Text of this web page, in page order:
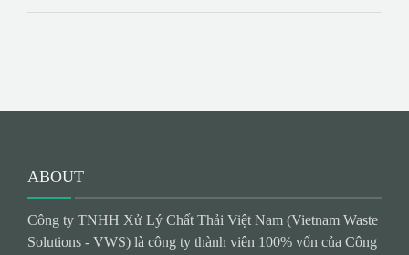
ABOUT
Công ty TNHH Xử Lý Chất Thải Việt Nam (Vietnam Waste
Solutions - VWS) là công ty thành viên 100% vốn của Công